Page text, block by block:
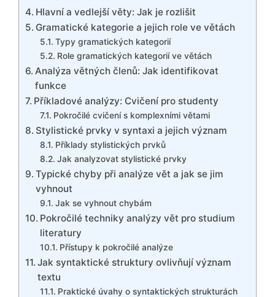
Hlavní a vedlejší věty: Jak je rozlišit
Gramatické kategorie a jejich role ve větách
Typy gramatických kategorií
Role gramatických kategorií ve větách
Analýza větných členů: Jak identifikovat
funkce
Příkladové analýzy: Cvičení pro studenty
Pokročilé cvičení s komplexními větami
Stylistické prvky v syntaxi a jejich význam
Příklady stylistických prvků
Jak analyzovat stylistické prvky
Typické chyby při analýze vět a jak se jim
vyhnout
Jak se vyhnout chybám
Pokročilé techniky analýzy vět pro studium
literatury
Přístupy k pokročilé analýze
Jak syntaktické struktury ovlivňují význam
textu
Praktické úvahy o syntaktických strukturách